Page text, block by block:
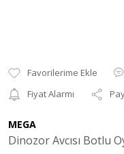
Fiyat Alarmı
MEGA
Dinozor Avcısı Botlu